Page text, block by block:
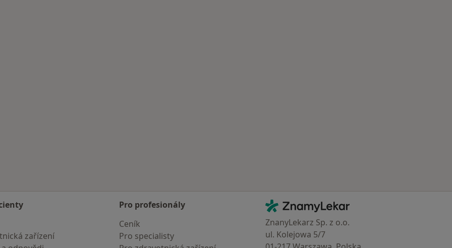
zařízení
Pro profesionály
Ceník
Pro specialisty
Kontakt
ZnamyLekar - Hlavní stránka
ZnanyLekarz Sp. z o.o.
ul. Kolejowa 5/7